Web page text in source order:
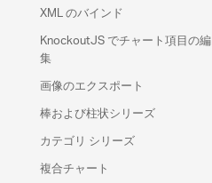
XML のバインド
KnockoutJS でチャート項目の編
集
画像のエクスポート
棒および柱状シリーズ
カテゴリ シリーズ
複合チャート